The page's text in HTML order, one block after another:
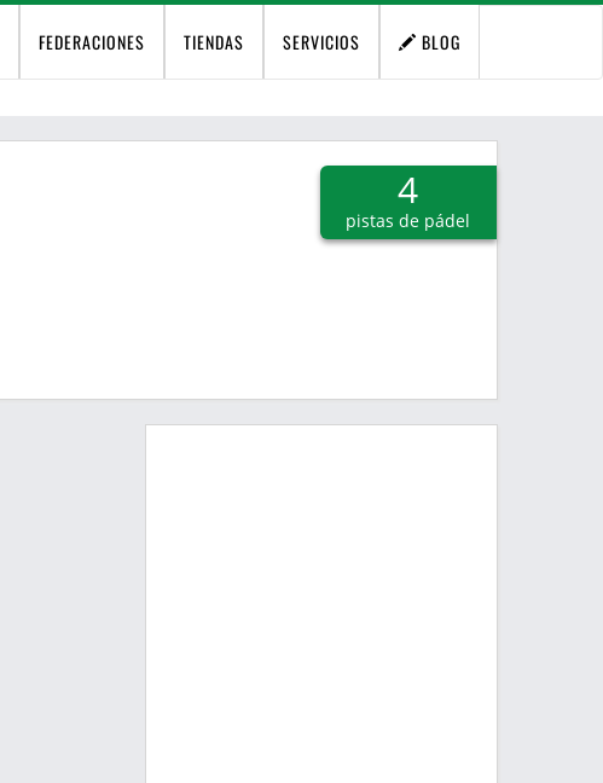
FEDERACIONES TIENDAS SERVICIOS BLOG
4
pistas de pádel